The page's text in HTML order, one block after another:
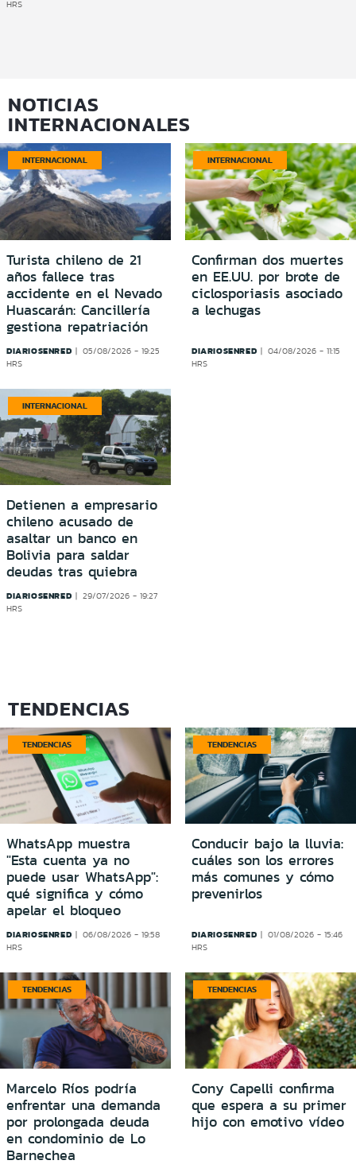
HRS
NOTICIAS
INTERNACIONALES
INTERNACIONAL
Turista chileno de 21
años fallece tras
accidente en el Nevado
Huascarán: Cancillería
gestiona repatriación
DIARIOSENRED
05/08/2026 - 19:25
HRS
INTERNACIONAL
Confirman dos muertes
en EE.UU. por brote de
ciclosporiasis asociado
a lechugas
DIARIOSENRED
04/08/2026 - 11:15
HRS
INTERNACIONAL
Detienen a empresario
chileno acusado de
asaltar un banco en
Bolivia para saldar
deudas tras quiebra
DIARIOSENRED
29/07/2026 - 19:27
HRS
TENDENCIAS
TENDENCIAS
WhatsApp muestra
"Esta cuenta ya no
puede usar WhatsApp":
qué significa y cómo
apelar el bloqueo
DIARIOSENRED
06/08/2026 - 19:58
HRS
TENDENCIAS
Conducir bajo la lluvia:
cuáles son los errores
más comunes y cómo
prevenirlos
DIARIOSENRED
01/08/2026 - 15:46
HRS
TENDENCIAS
Marcelo Ríos podría
enfrentar una demanda
por prolongada deuda
en condominio de Lo
Barnechea
TENDENCIAS
Cony Capelli confirma
que espera a su primer
hijo con emotivo vídeo